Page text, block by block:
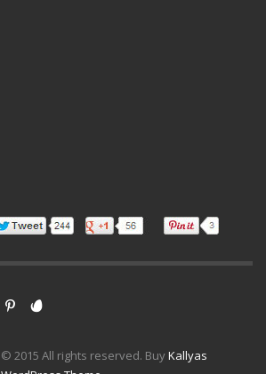
© 2015 All rights reserved. BuyKallyas